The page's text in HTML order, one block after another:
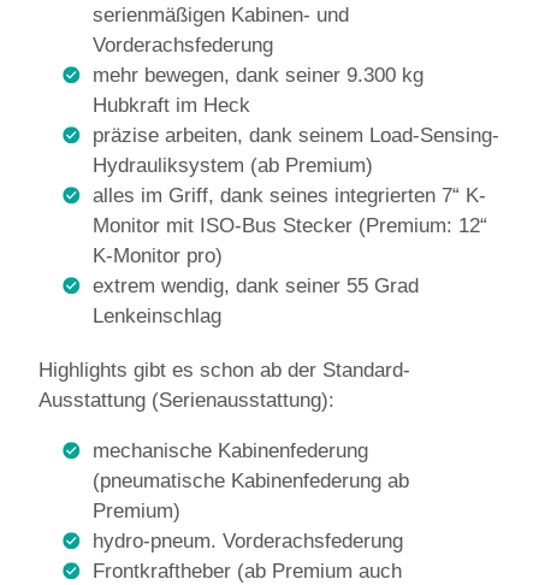
serienmäßigen Kabinen- und
Vorderachsfederung
mehr bewegen, dank seiner 9.300 kg
Hubkraft im Heck
präzise arbeiten, dank seinem Load-Sensing-
Hydrauliksystem (ab Premium)
alles im Griff, dank seines integrierten 7“ K-
Monitor mit ISO-Bus Stecker (Premium: 12“
K-Monitor pro)
extrem wendig, dank seiner 55 Grad
Lenkeinschlag
Highlights gibt es schon ab der Standard-
Ausstattung (Serienausstattung):
mechanische Kabinenfederung
(pneumatische Kabinenfederung ab
Premium)
hydro-pneum. Vorderachsfederung
Frontkraftheber (ab Premium auch